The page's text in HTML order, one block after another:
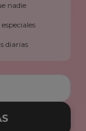
nadie
diarias